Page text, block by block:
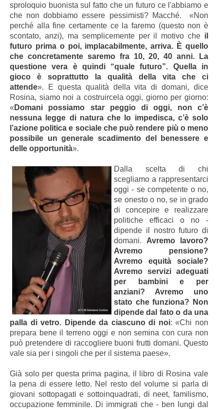
sproloquio buonista sul fatto che un futuro ce l'abbiamo e
che non dobbiamo essere pessimisti? Macché. «Non
perché alla fine certamente ce la faremo (questo non è
scontato, anzi), ma semplicemente per il motivo che il
futuro prima o poi, implacabilmente, arriva. È quello
che concretamente saremo fra 10, 20, 40 anni. La
questione vera è quindi “quale futuro”. Quella in
gioco è soprattutto la qualità della vita che ci
attende». E questa qualità della vita di domani, dice
Rosina, siamo noi a costruircela oggi, giorno per giorno:
« Domani possiamo star peggio di oggi, non c’è
nessuna legge di natura che lo impedisca, c’è solo
l’azione politica e sociale che può rendere più o meno
possibile un generale scadimento del benessere e
delle opportunità».
Dalla scelta di chi
scegliamo a rappresentarci
oggi - se competente o no,
se onesto o no, se in grado
di concepire e realizzare
politiche efficaci o no -
dipende il nostro futuro di
domani. Avremo lavoro?
Avremo pensione?
Avremo equità sociale?
Avremo servizi adeguati
per bambini e per
anziani? Avremo uno
stato che funziona? Non
dipende dal fato o da una
palla di vetro. Dipende da ciascuno di noi: «Chi non
prepara bene il terreno oggi e non semina con cura non
può pretendere di raccogliere buoni frutti domani. Questo
vale sia per i singoli che per il sistema paese».
Già solo per questa prima pagina, il libro di Rosina vale
la pena di essere letto. Nel resto del volume si parla di
giovani sottopagati e sottoinquadrati, di neet, familismo,
occupazione femminile. Di immigrati che - ben lungi dal